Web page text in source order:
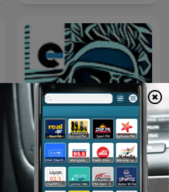
ETCH RADIO [Techno,
Tech House, House
Music]